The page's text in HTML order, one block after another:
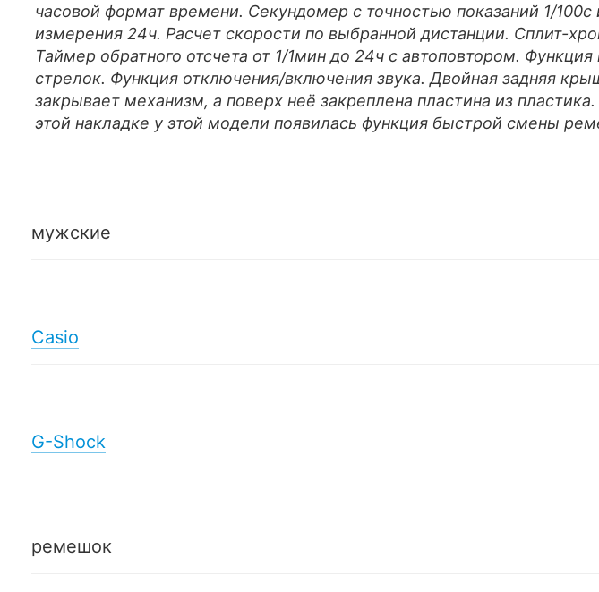
часовой формат времени. Секундомер с точностью показаний 1/
измерения 24ч. Расчет скорости по выбранной дистанции. Сплит-
Таймер обратного отсчета от 1/1мин до 24ч с автоповтором.
стрелок. Функция отключения/включения звука. Двойная задняя
закрывает механизм, а поверх неё закреплена пластина из
этой накладке у этой модели появилась функция быстрой смены
мужские
Casio
G-Shock
ремешок